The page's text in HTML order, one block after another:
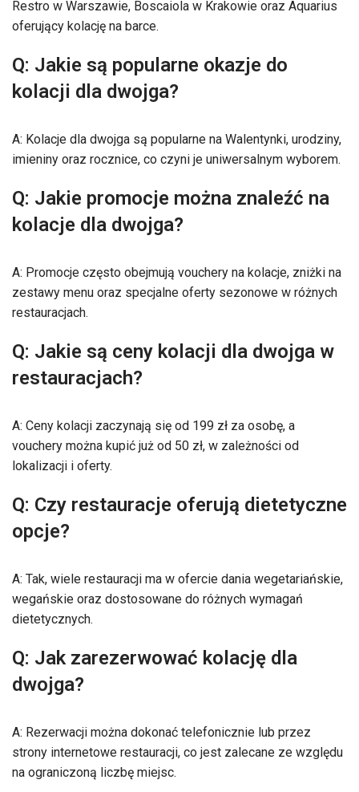
Restro w Warszawie, Boscaiola w Krakowie oraz Aquarius
oferujący kolację na barce.
Q: Jakie są popularne okazje do
kolacji dla dwojga?
A: Kolacje dla dwojga są popularne na Walentynki, urodziny,
imieniny oraz rocznice, co czyni je uniwersalnym wyborem.
Q: Jakie promocje można znaleźć na
kolacje dla dwojga?
A: Promocje często obejmują vouchery na kolacje, zniżki na
zestawy menu oraz specjalne oferty sezonowe w różnych
restauracjach.
Q: Jakie są ceny kolacji dla dwojga w
restauracjach?
A: Ceny kolacji zaczynają się od 199 zł za osobę, a
vouchery można kupić już od 50 zł, w zależności od
lokalizacji i oferty.
Q: Czy restauracje oferują dietetyczne
opcje?
A: Tak, wiele restauracji ma w ofercie dania wegetariańskie,
wegańskie oraz dostosowane do różnych wymagań
dietetycznych.
Q: Jak zarezerwować kolację dla
dwojga?
A: Rezerwacji można dokonać telefonicznie lub przez
strony internetowe restauracji, co jest zalecane ze względu
na ograniczoną liczbę miejsc.